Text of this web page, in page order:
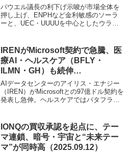
（2025.08.22）
パウエル議長の利下げ示唆が市場全体を
押し上げ、ENPHなど金利敏感のソーラ
ーと、UEC・UUUUを中心としたウラ
鮮明に。
IRENがMicrosoft契約で急騰、医
療AI・ヘルスケア（BFLY・
ILMN・GH）も続伸
（2025.11.03）
AIデータセンターのアイリス・エナジー
（IREN）がMicrosoftとの97億ドル契約を
発表し急伸。ヘルスケアではバタフライ
やAMGなども業績上振れで買われる一
方、KMBの大型M&A、UUUUの希薄化、
VERXのEPS未達がリスク要因。
IONQの買収承認を起点に、テー
マ連鎖、暗号・宇宙と“未来テー
マ”が同時高（2025.09.12）